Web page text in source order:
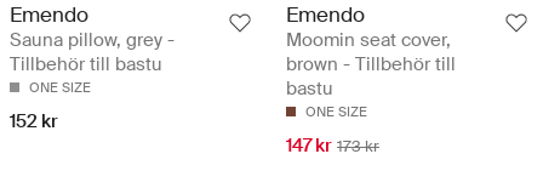
Emendo
Sauna pillow, grey -
Tillbehör till bastu
ONE SIZE
152 kr
Emendo
Moomin seat cover,
brown - Tillbehör till
bastu
ONE SIZE
147 kr 173 kr